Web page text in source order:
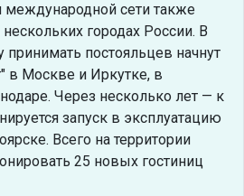
сети также
городах России. В
принимать постояльцев начнут
в Москве и Иркутке, в
Через несколько лет — к
запуск в эксплуатацию
Всего на территории
25 новых гостиниц